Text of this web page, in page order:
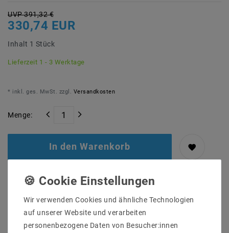
UVP 391,32 €
330,74 EUR
Inhalt 1 Stück
Lieferzeit 1 - 3 Werktage
* inkl. ges. MwSt. zzgl. Versandkosten
Menge:
In den Warenkorb
Wir verwenden Cookies und ähnliche Technologien
auf unserer Website und verarbeiten
personenbezogene Daten von Besucher:innen